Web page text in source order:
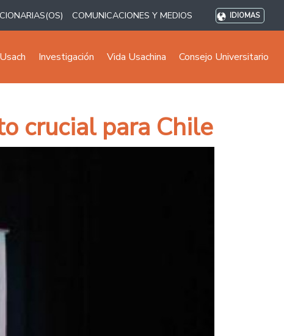
COMUNICACIONES Y MEDIOS IDIOMAS
Investigación Vida Usachina Consejo Universitario
crucial para Chile